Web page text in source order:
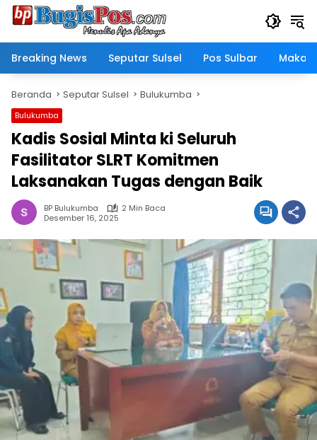
Langsung
Breaking News
Seputar Sulsel Pos Sulbar
Beranda Seputar Sulsel Bulukumba
Bulukumba
Kadis Sosial Minta ki Seluruh
Fasilitator SLRT Komitmen
Laksanakan Tugas dengan Baik
BP Bulukumba
2 Min Baca
Desember 16, 2025